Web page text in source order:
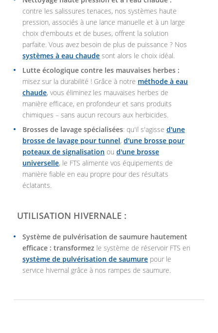
contre les salissures tenaces, nos systèmes haute
pression, associés à une lance manuelle et à un large
choix d'embouts et de buses, offrent la solution
parfaite. Vous avez besoin de plus de puissance ? Nos
systèmes à eau chaude sont alors le choix idéal.
Lutte écologique contre les mauvaises herbes :
misez sur la durabilité ! Grâce à notre méthode à eau
chaude, vous éliminez les mauvaises herbes de
manière efficace, en profondeur et sans produits
chimiques – sans aucun recours aux herbicides.
Brosses de lavage spécialisées: qu'il s'agissed'une
brosse de lavage pour tunnel,d'une brosse pour
poteaux de signalisation oud'une brosse
universelle, le FTS alimente vos équipements de
manière fiable en eau propre pour des résultats
éclatants.
UTILISATION HIVERNALE :
Système de pulvérisation de saumure hautement
efficace : transformez le système de réservoir FTS en
système de pulvérisation de saumure pour le
service hivernal grâce à nos rampes de saumure.